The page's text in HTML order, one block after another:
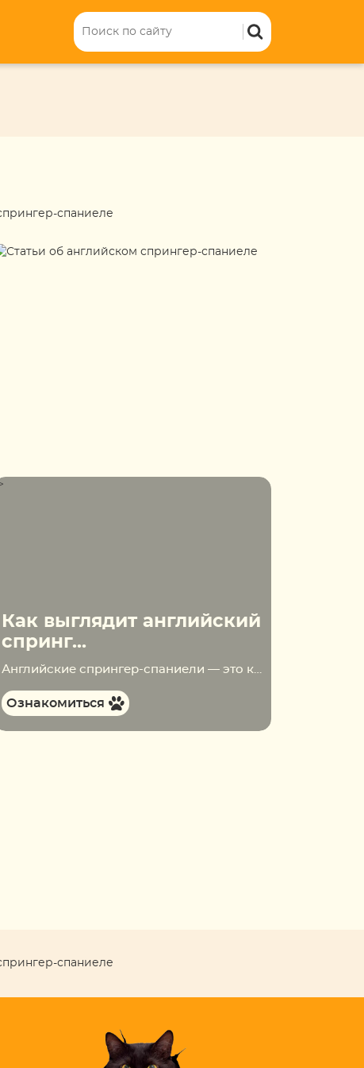
спаниеле
Как выглядит английский
спринг...
Английские спрингер-спаниели — это красивые спортивные собаки, которые до сих пор используются в охоте на лесную дичь. Однако встретить представителей этой породы можно не только в компании охотников, но и на выставках. СодержаниеВнешние характеристики взрослой особиМаксимальный рост, весОсобенности окраса, шерстьУши, хвост…
Ознакомиться
спаниеле